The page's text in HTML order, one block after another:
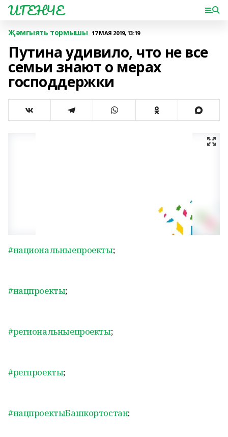
ИГЕНЧЕ
Җәмгыять тормышы 17 МАЯ 2019, 13:19
Путина удивило, что не все
семьи знают о мерах
господдержки
#национальныепроекты;
#нацпроекты;
#региональныепроекты;
#регпроекты;
#нацпроектыБашкортостан;